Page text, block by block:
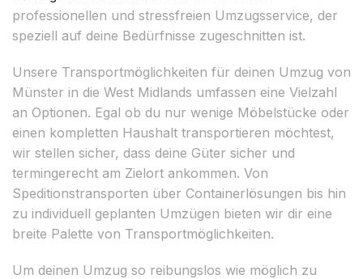
professionellen und stressfreien Umzugsservice, der
speziell auf deine Bedürfnisse zugeschnitten ist.
Unsere Transportmöglichkeiten für deinen Umzug von
Münster in die West Midlands umfassen eine Vielzahl
an Optionen. Egal ob du nur wenige Möbelstücke oder
einen kompletten Haushalt transportieren möchtest,
wir stellen sicher, dass deine Güter sicher und
termingerecht am Zielort ankommen. Von
Speditionstransporten über Containerlösungen bis hin
zu individuell geplanten Umzügen bieten wir dir eine
breite Palette von Transportmöglichkeiten.
Um deinen Umzug so reibungslos wie möglich zu